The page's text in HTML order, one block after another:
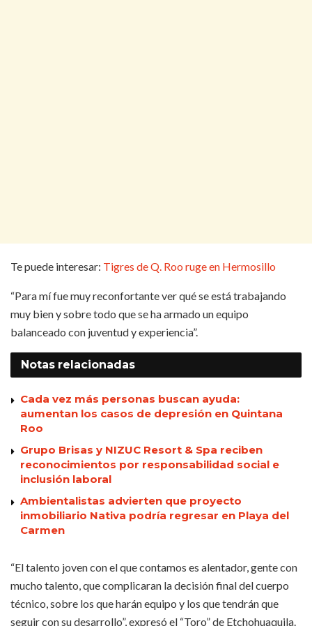
Te puede interesar: Tigres de Q. Roo ruge en Hermosillo
“Para mí fue muy reconfortante ver qué se está trabajando
muy bien y sobre todo que se ha armado un equipo
balanceado con juventud y experiencia”.
Notas relacionadas
Cada vez más personas buscan ayuda:
aumentan los casos de depresión en Quintana
Roo
Grupo Brisas y NIZUC Resort & Spa reciben
reconocimientos por responsabilidad social e
inclusión laboral
Ambientalistas advierten que proyecto
inmobiliario Nativa podría regresar en Playa del
Carmen
“El talento joven con el que contamos es alentador, gente con
mucho talento, que complicaran la decisión final del cuerpo
técnico, sobre los que harán equipo y los que tendrán que
seguir con su desarrollo”, expresó el “Toro” de Etchohuaquila.